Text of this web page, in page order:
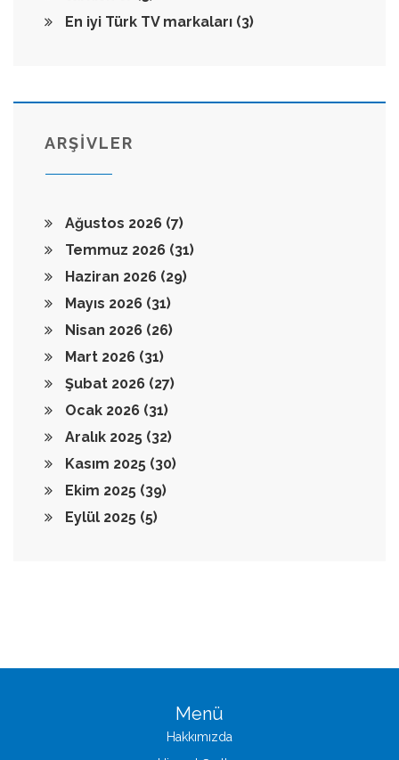
En iyi Türk TV markaları (3)
ARŞİVLER
Ağustos 2026 (7)
Temmuz 2026 (31)
Haziran 2026 (29)
Mayıs 2026 (31)
Nisan 2026 (26)
Mart 2026 (31)
Şubat 2026 (27)
Ocak 2026 (31)
Aralık 2025 (32)
Kasım 2025 (30)
Ekim 2025 (39)
Eylül 2025 (5)
Menü
Hakkımızda